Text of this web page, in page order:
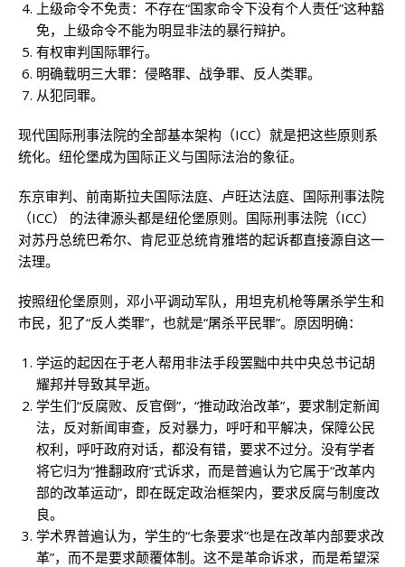
上级命令不免责：不存在“国家命令下没有个人责任”这种豁
免，上级命令不能为明显非法的暴行辩护。
有权审判国际罪行。
明确载明三大罪：侵略罪、战争罪、反人类罪。
从犯同罪。
现代国际刑事法院的全部基本架构（ICC）就是把这些原则系
统化。纽伦堡成为国际正义与国际法治的象征。
东京审判、前南斯拉夫国际法庭、卢旺达法庭、国际刑事法院
（ICC） 的法律源头都是纽伦堡原则。国际刑事法院（ICC）
对苏丹总统巴希尔、肯尼亚总统肯雅塔的起诉都直接源自这一
法理。
按照纽伦堡原则，邓小平调动军队，用坦克机枪等屠杀学生和
市民，犯了“反人类罪”，也就是“屠杀平民罪”。原因明确：
学运的起因在于老人帮用非法手段罢黜中共中央总书记胡
耀邦并导致其早逝。
学生们“反腐败、反官倒”，“推动政治改革”，要求制定新闻
法，反对新闻审查，反对暴力，呼吁和平解决，保障公民
权利，呼吁政府对话，都没有错，要求不过分。没有学者
将它归为“推翻政府”式诉求，而是普遍认为它属于“改革内
部的改革运动”，即在既定政治框架内，要求反腐与制度改
良。
学术界普遍认为，学生的“七条要求”也是在改革内部要求改
革”，而不是要求颠覆体制。这不是革命诉求，而是希望深